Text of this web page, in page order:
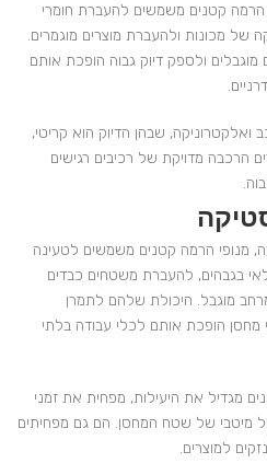
הרמה קטנים משמשים להעברת חומרי
של מכונות ולהעברת מוצרים מוגמרים.
ולספק דיוק גבוה הופכת אותם
שבהן הדיוק הוא קריטי,
הרכבה מדויקת של רכיבים רגישים
מנופי הרמה קטנים משמשים לטעינה
בגבהים, להעברת משטחים כבדים
מוגבל. היכולת שלהם לתמרן
מחסן הופכת אותם לכלי עבודה בלתי
מגדיל את היעילות, מפחית את זמני
מיטבי של שטח המחסן. הם גם מפחיתים
למוצרים.